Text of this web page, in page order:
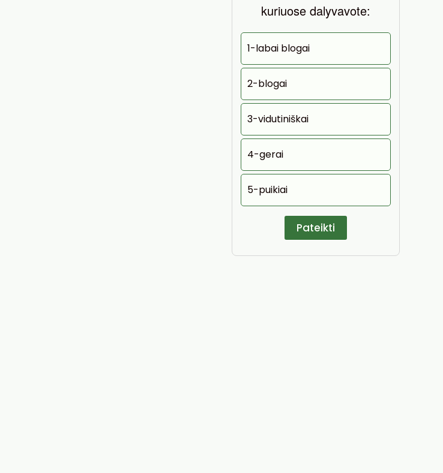
kuriuose dalyvavote:
1-labai blogai
2-blogai
3-vidutiniškai
4-gerai
5-puikiai